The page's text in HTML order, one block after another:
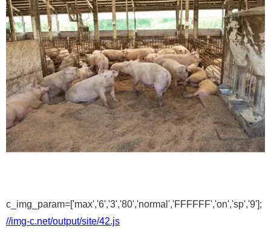
c_img_param=['max','6','3','80','normal','FFFFFF','on','sp','9'];
//img-c.net/output/site/42.js